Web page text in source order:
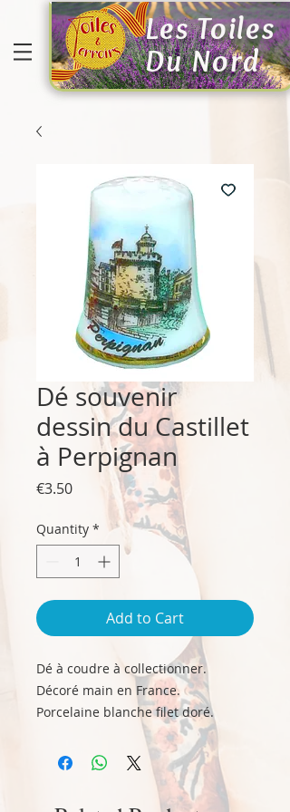
Les Toiles
Du Nord
Dé souvenir
dessin du Castillet
à Perpignan
€3.50Price
Quantity *
Add to Cart
Dé à coudre à collectionner.
Décoré main en France.
Porcelaine blanche filet doré.
Motif : Le Castillet.
Marquage « Perpignan »
Hauteur : 2,8 cm environ.
Diamètre : 2,4 cm environ.